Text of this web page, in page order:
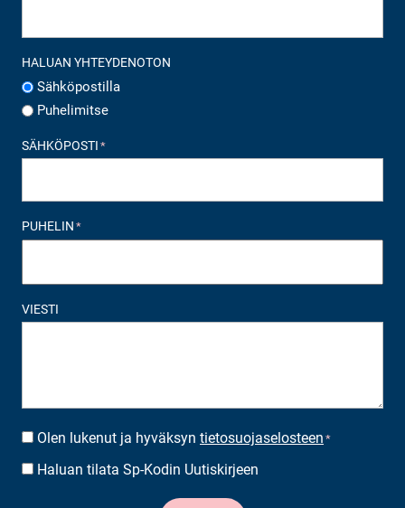
HALUAN YHTEYDENOTON
Sähköpostilla
Puhelimitse
SÄHKÖPOSTI *
PUHELIN *
VIESTI
SUOSTUMUS*
Olen lukenut ja hyväksyn tietosuojaselosteen *
UUTISKIRJEEN
Haluan tilata Sp-Kodin Uutiskirjeen